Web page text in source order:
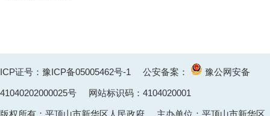
ICP证号：豫ICP备05005462号-1 公安备案： 豫公网安备
41040202000025号 网站标识码：4104020001
版权所有：平顶山市新华区人民政府 主办单位：平顶山市新华区